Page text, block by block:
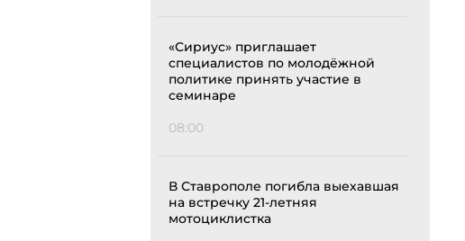
«Сириус» приглашает
специалистов по молодёжной
политике принять участие в
семинаре
08:00
В Ставрополе погибла выехавшая
на встречку 21-летняя
мотоциклистка